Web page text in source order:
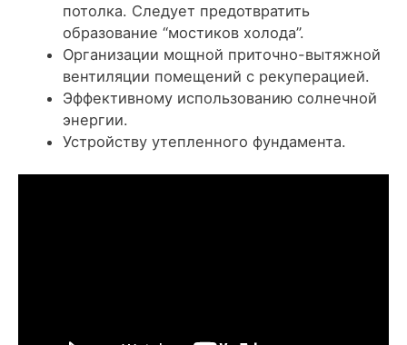
потолка. Следует предотвратить
образование “мостиков холода”.
Организации мощной приточно-вытяжной
вентиляции помещений с рекуперацией.
Эффективному использованию солнечной
энергии.
Устройству утепленного фундамента.